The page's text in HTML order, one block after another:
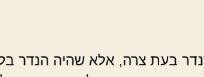
בעת צרה, אלא שהיה הנדר